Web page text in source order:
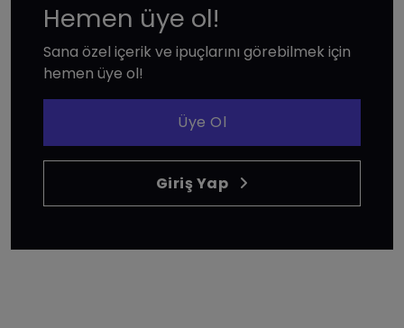
Hemen üye ol!
Sana özel içerik ve ipuçlarını görebilmek için
hemen üye ol!
Üye Ol
Giriş Yap